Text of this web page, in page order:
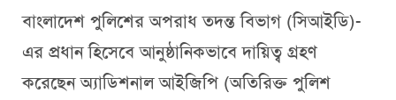
বাংলাদেশ পুলিশের অপরাধ তদন্ত বিভাগ (সিআইডি)-
এর প্রধান হিসেবে আনুষ্ঠানিকভাবে দায়িত্ব গ্রহণ
করেছেন অ্যাডিশনাল আইজিপি (অতিরিক্ত পুলিশ